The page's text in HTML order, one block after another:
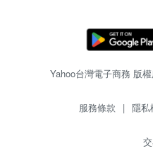
Yahoo台灣電子商務 版
服務條款 | 隱私